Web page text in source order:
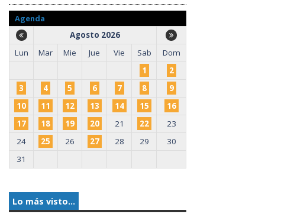
Agenda
Agosto 2026
Lun
Mar Mie Jue Vie Sab
Dom
1
2
3
4 5 6 7 8
9
10
11 12 13 14 15
16
17
18 19 20 21 22
23
24
25 26 27 28 29
30
31
Lo más visto...